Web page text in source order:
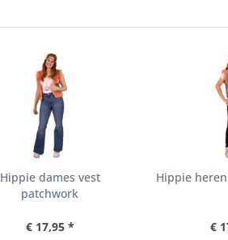
Hippie dames vest
patchwork
€ 17,95 *
Hippie
€